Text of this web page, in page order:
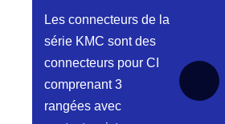
Aucune pièce disponible
pour le
PROFILS HL-
HM
Embase et
Les connecteurs de la
série KMC sont des
connecteurs pour CI
comprenant 3
rangées avec